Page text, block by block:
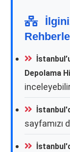
Depolama
sayfamızı